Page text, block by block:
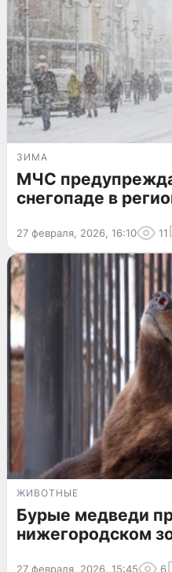
ЗИМА
МЧС
снегопаде в
27 февраля, 2026, 16:10 11
ЖИВОТНЫЕ
Бурые медведи
нижегородском
27 февраля, 2026, 15:45 6